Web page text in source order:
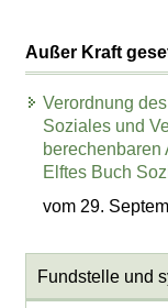
Außer Kraft
Verordnung
Soziales und
berechenbaren
Elftes Buch
vom 29.
Fundstelle und